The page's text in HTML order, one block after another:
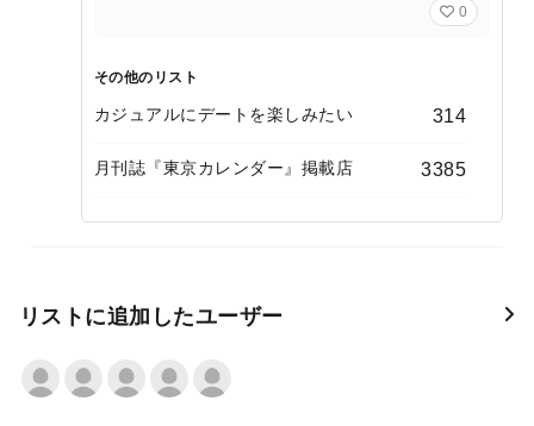
0
その他のリスト
カジュアルにデートを楽しみたい 314
月刊誌『東京カレンダー』掲載店 3385
リストに追加したユーザー